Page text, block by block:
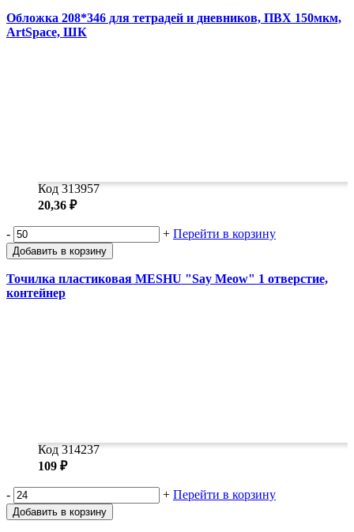
Обложка 208*346 для тетрадей и дневников, ПВХ 150мкм,
ArtSpace, ШК
Код 313957
20,36 ₽
- + Перейти в корзину
Добавить в корзину
Точилка пластиковая MESHU "Say Meow" 1 отверстие,
контейнер
Код 314237
109 ₽
- + Перейти в корзину
Добавить в корзину